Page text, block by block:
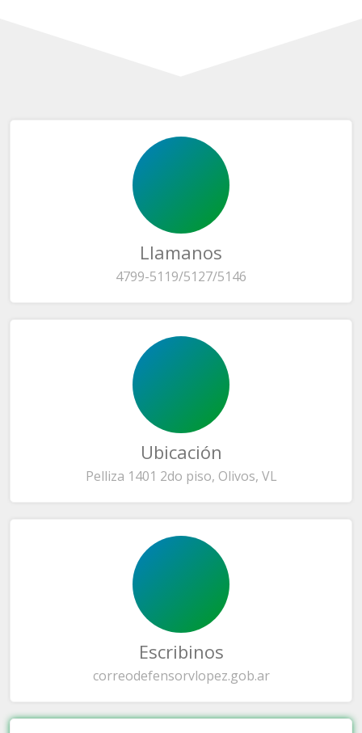
Llamanos
4799-5119/5127/5146
Ubicación
Pelliza 1401 2do piso, Olivos, VL
Escribinos
correodefensorvlopez.gob.ar